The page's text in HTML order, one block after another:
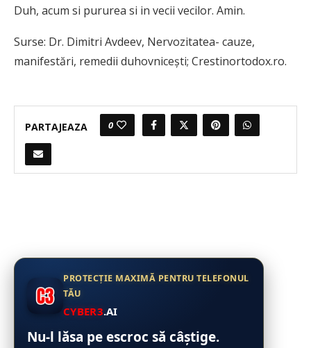
Duh, acum si pururea si in vecii vecilor. Amin.
Surse: Dr. Dimitri Avdeev, Nervozitatea- cauze,
manifestări, remedii duhovnicești; Crestinortodox.ro.
PARTAJEAZA 0
PROTECȚIE MAXIMĂ PENTRU TELEFONUL
TĂU
CYBER3.AI
Nu-l lăsa pe escroc să câștige.